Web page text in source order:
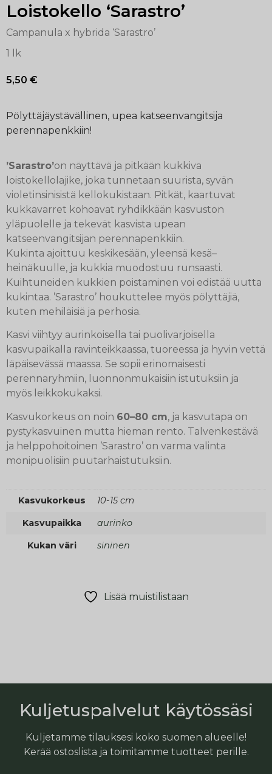
Loistokello ‘Sarastro’
Campanula x hybrida ‘Sarastro’
1 lk
5,50 €
Pölyttäjäystävällinen, upea katseenvangitsija
perennapenkkiin!
’Sarastro’on näyttävä ja pitkään kukkiva
loistokellolajike, joka tunnetaan suurista, syvän
violetinsinisistä kellokukistaan. Pitkät, kaartuvat
kukkavarret kohoavat ryhdikkään kasvuston
yläpuolelle ja tekevät kasvista upean
katseenvangitsijan perennapenkkiin.
Kukinta ajoittuu keskikesään, yleensä kesä–
heinäkuulle, ja kukkia muodostuu runsaasti.
Kuihtuneiden kukkien poistaminen voi edistää uutta
kukintaa. ’Sarastro’ houkuttelee myös pölyttäjiä,
kuten mehiläisiä ja perhosia.
Kasvi viihtyy aurinkoisella tai puolivarjoisella
kasvupaikalla ravinteikkaassa, tuoreessa ja hyvin vettä
läpäisevässä maassa. Se sopii erinomaisesti
perennaryhmiin, luonnonmukaisiin istutuksiin ja
myös leikkokukaksi.
Kasvukorkeus on noin 60–80 cm, ja kasvutapa on
pystykasvuinen mutta hieman rento. Talvenkestävä
ja helppohoitoinen ’Sarastro’ on varma valinta
monipuolisiin puutarhaistutuksiin.
Kasvukorkeus 10-15 cm
Kasvupaikka aurinko
Kukan väri sininen
Lisää muistilistaan
Kuljetuspalvelut käytössäsi
Kuljetamme tilauksesi koko suomen alueelle!
Kerää ostoslista ja toimitamme tuotteet perille.